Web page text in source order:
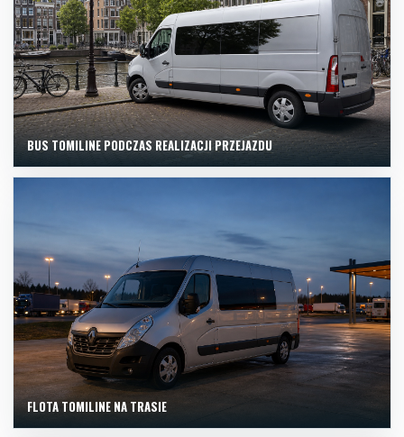
BUS TOMILINE PODCZAS REALIZACJI PRZEJAZDU
FLOTA TOMILINE NA TRASIE